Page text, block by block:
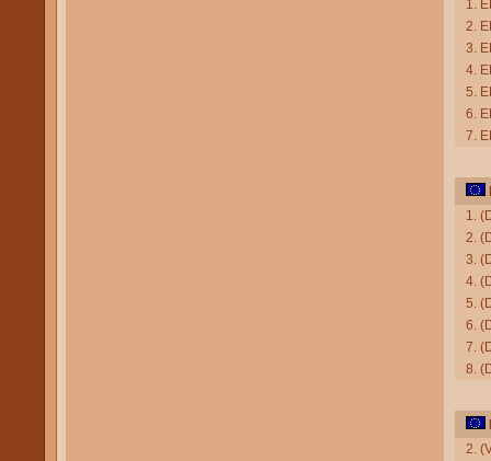
1.
2.
3.
4.
5.
6.
7.
1.
2.
3.
4.
5.
6.
7.
8.
2.